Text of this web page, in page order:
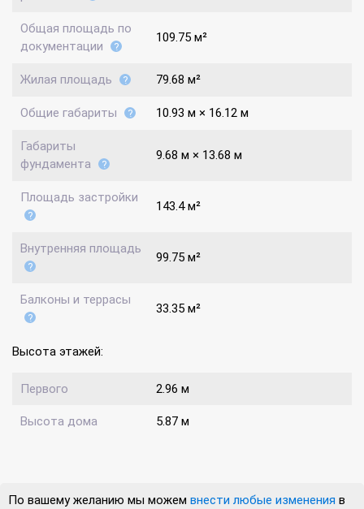
Общая площадь по
документации
109.75 м²
Жилая площадь 79.68 м²
Общие габариты 10.93 м × 16.12 м
Габариты
фундамента
9.68 м × 13.68 м
Площадь застройки
143.4 м²
Внутренняя площадь
99.75 м²
Балконы и террасы
33.35 м²
Высота этажей:
Первого 2.96 м
Высота дома 5.87 м
По вашему желанию мы можем внести любые изменения в